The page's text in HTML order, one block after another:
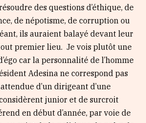
des questions d’éthique, de
de népotisme, de corruption ou
ils auraient balayé devant leur
premier lieu. Je vois plutôt une
car la personnalité de l’homme
Adesina ne correspond pas
d’un dirigeant d’une
junior et de surcroit
en début d’année, par voie de